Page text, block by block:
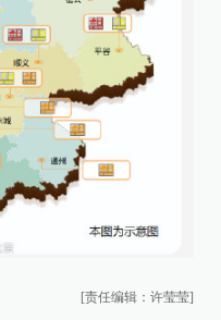
[责任编辑：许莹莹]